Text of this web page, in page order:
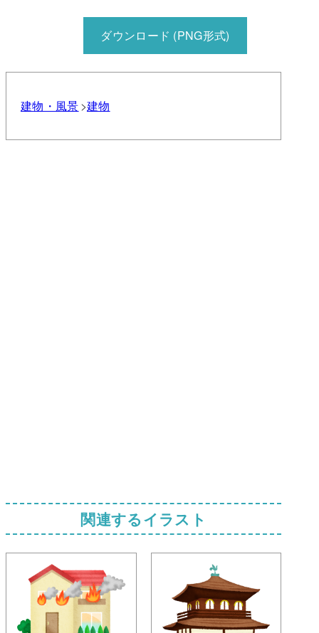
ダウンロード (PNG形式)
建物・風景 建物
関連するイラスト